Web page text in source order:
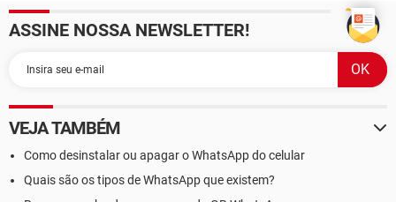
ASSINE NOSSA NEWSLETTER!
VEJA TAMBÉM
Como desinstalar ou apagar o WhatsApp do celular
Quais são os tipos de WhatsApp que existem?